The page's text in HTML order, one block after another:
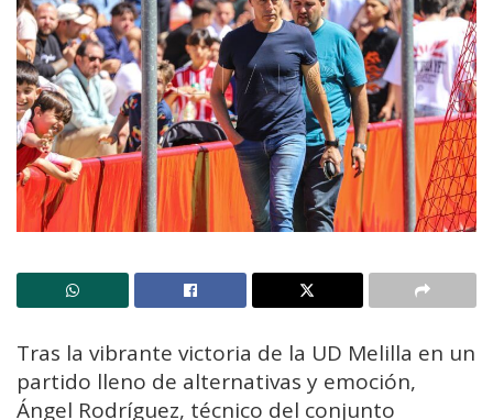
Tras la vibrante victoria de la UD Melilla en un
partido lleno de alternativas y emoción,
Ángel Rodríguez, técnico del conjunto